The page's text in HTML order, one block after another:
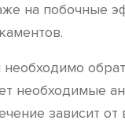
на побочные
необходимые
зависит